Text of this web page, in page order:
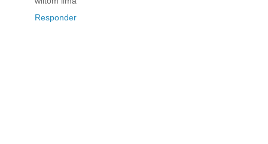
Responder